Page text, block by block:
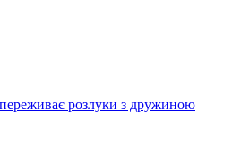
розлуки з дружиною